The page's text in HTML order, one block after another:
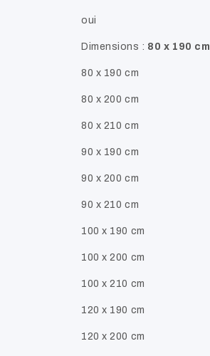
oui
Dimensions : 80 x 190 cm
80 x 190 cm
80 x 200 cm
80 x 210 cm
90 x 190 cm
90 x 200 cm
90 x 210 cm
100 x 190 cm
100 x 200 cm
100 x 210 cm
120 x 190 cm
120 x 200 cm